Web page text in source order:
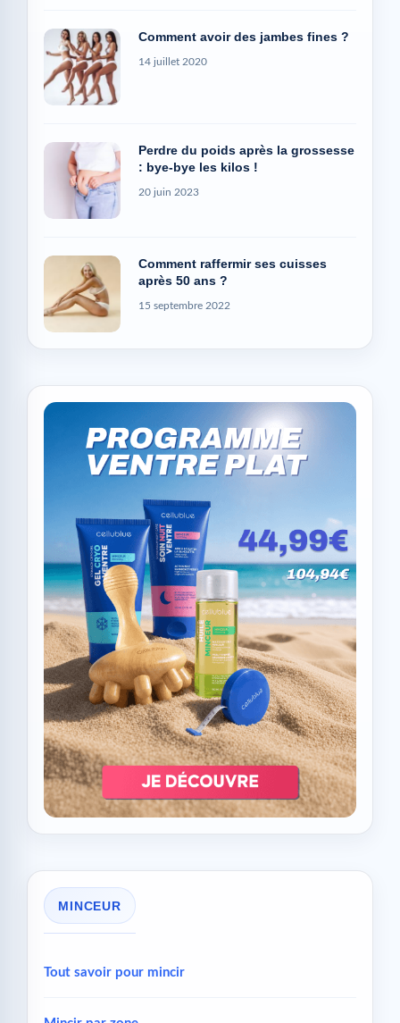
Comment avoir des jambes fines ?
14 juillet 2020
Perdre du poids après la grossesse
: bye-bye les kilos !
20 juin 2023
Comment raffermir ses cuisses
après 50 ans ?
15 septembre 2022
MINCEUR
Tout savoir pour mincir